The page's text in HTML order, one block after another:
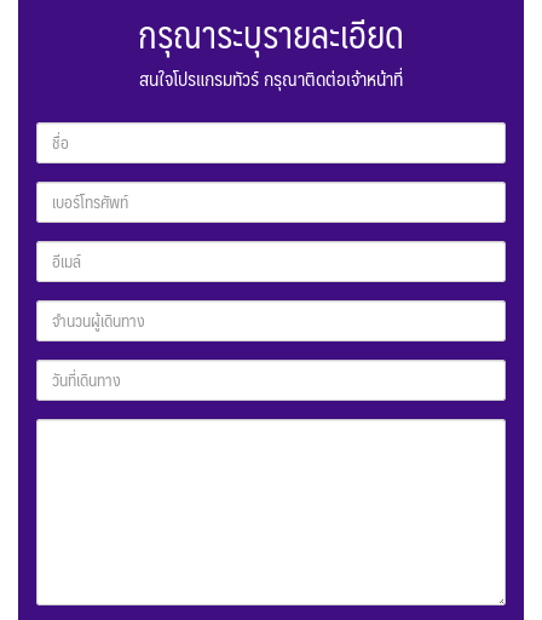
กรุณาระบุรายละเอียด
สนใจโปรแกรมทัวร์ กรุณาติดต่อเจ้าหน้าที่